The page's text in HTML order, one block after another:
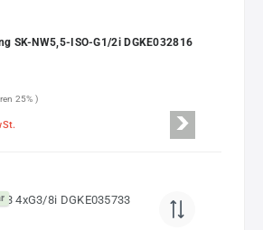
SK-NW5,5-ISO-G1/2i DGKE032816
25% )